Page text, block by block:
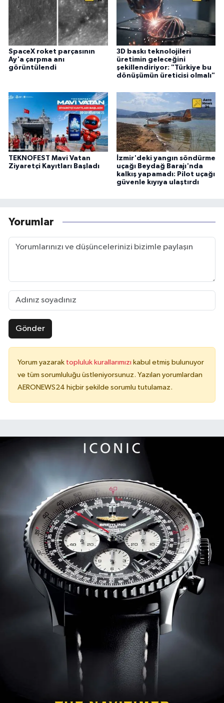
SpaceX roket parçasının
Ay'a çarpma anı
görüntülendi
3D baskı teknolojileri
üretimin geleceğini
şekillendiriyor: "Türkiye bu
dönüşümün üreticisi olmalı"
TEKNOFEST Mavi Vatan
Ziyaretçi Kayıtları Başladı
İzmir'deki yangın söndürme
uçağı Beydağ Barajı'nda
kalkış yapamadı: Pilot uçağı
güvenle kıyıya ulaştırdı
Yorumlar
Gönder
Yorum yazarak topluluk kurallarımızı kabul etmiş bulunuyor
ve tüm sorumluluğu üstleniyorsunuz. Yazılan yorumlardan
AERONEWS24 hiçbir şekilde sorumlu tutulamaz.